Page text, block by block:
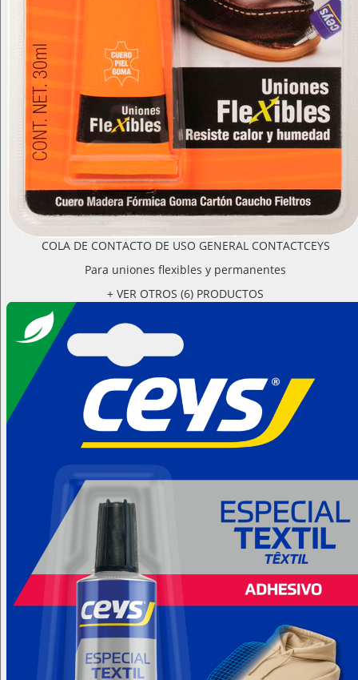
COLA DE CONTACTO DE USO GENERAL CONTACTCEYS
Para uniones flexibles y permanentes
+ VER OTROS (6) PRODUCTOS